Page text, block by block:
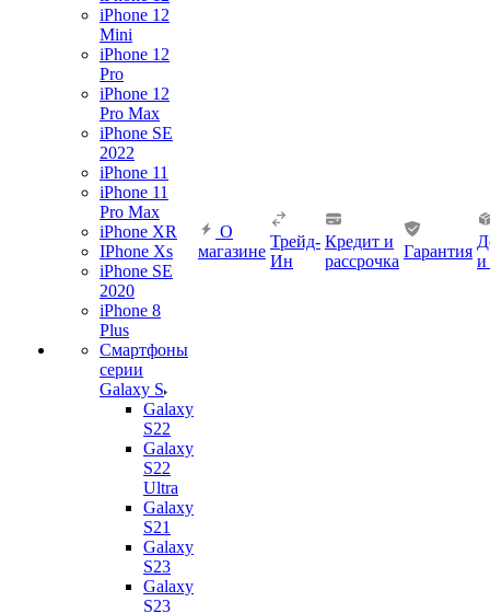
iPhone 12
Mini
iPhone 12
Pro
iPhone 12
Pro Max
iPhone SE
2022
iPhone 11
iPhone 11
Pro Max
iPhone XR
IPhone Xs
iPhone SE
2020
iPhone 8
Plus
Смартфоны
серии
Galaxy S
Galaxy
S22
Galaxy
S22
Ultra
Galaxy
S21
Galaxy
S23
Galaxy
S23
О
магазине
Трейд-
Ин
Кредит и
рассрочка
Гарантия
и